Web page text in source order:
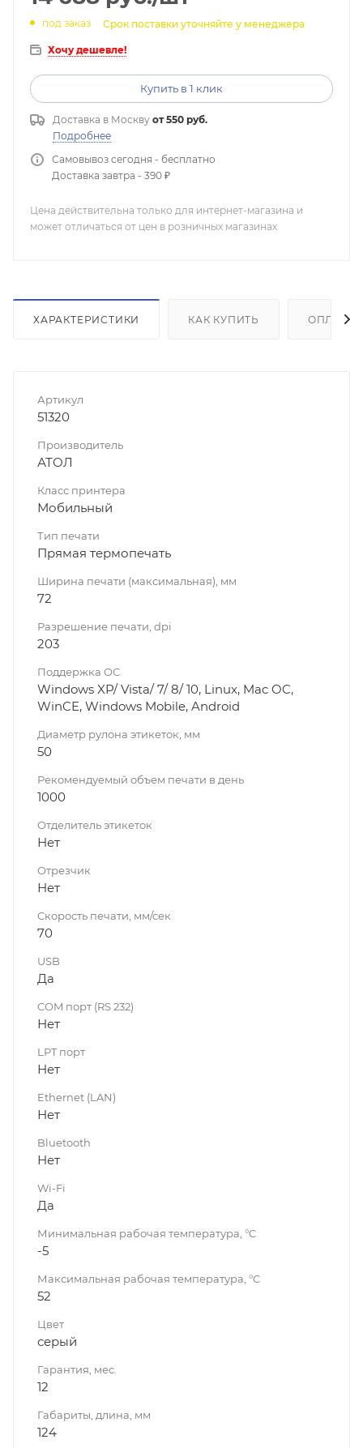
под заказ Срок поставки уточняйте у менеджера
Хочу дешевле!
Купить в 1 клик
Доставка в Москву от 550 руб.
Подробнее
Самовывоз сегодня - бесплатно
Доставка завтра - 390 ₽
Цена действительна только для интернет-магазина и
может отличаться от цен в розничных магазинах
ХАРАКТЕРИСТИКИ КАК КУПИТЬ ОПЛАТА
Артикул
51320
Производитель
АТОЛ
Класс принтера
Мобильный
Тип печати
Прямая термопечать
Ширина печати (максимальная), мм
72
Разрешение печати, dpi
203
Поддержка ОС
Windows XP/ Vista/ 7/ 8/ 10, Linux, Mac OC,
WinCE, Windows Mobile, Android
Диаметр рулона этикеток, мм
50
Рекомендуемый объем печати в день
1000
Отделитель этикеток
Нет
Отрезчик
Нет
Скорость печати, мм/сек
70
USB
Да
COM порт (RS 232)
Нет
LPT порт
Нет
Ethernet (LAN)
Нет
Bluetooth
Нет
Wi-Fi
Да
Минимальная рабочая температура, °C
-5
Максимальная рабочая температура, °C
52
Цвет
серый
Гарантия, мес.
12
Габариты, длина, мм
124